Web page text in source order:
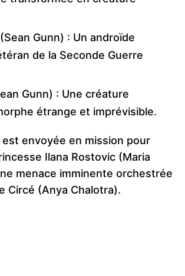
(Sean Gunn) : Un androïde
de la Seconde Guerre
Gunn) : Une créature
étrange et imprévisible.
envoyée en mission pour
Ilana Rostovic (Maria
menace imminente orchestrée
Circé (Anya Chalotra).